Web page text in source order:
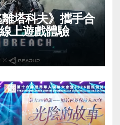
塔科夫》攜手合
上遊戲體驗